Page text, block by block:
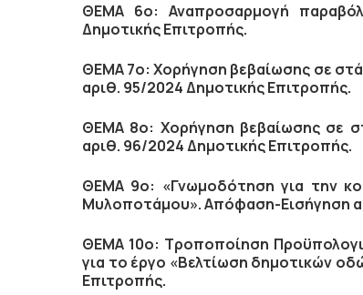
ΘΕΜΑ 6ο: Αναπροσαρμογή
Δημοτικής Επιτροπής.
ΘΕΜΑ 7ο: Χορήγηση βεβαίωσης σε
αριθ. 95/2024 Δημοτικής Επιτροπής.
ΘΕΜΑ 8ο: Χορήγηση βεβαίωσης σε
αριθ. 96/2024 Δημοτικής Επιτροπής.
ΘΕΜΑ 9ο: «Γνωμοδότηση για την
Μυλοποτάμου». Απόφαση-Εισήγηση
ΘΕΜΑ 10ο: Τροποποίηση
για το έργο «Βελτίωση δημοτικών
Επιτροπής.